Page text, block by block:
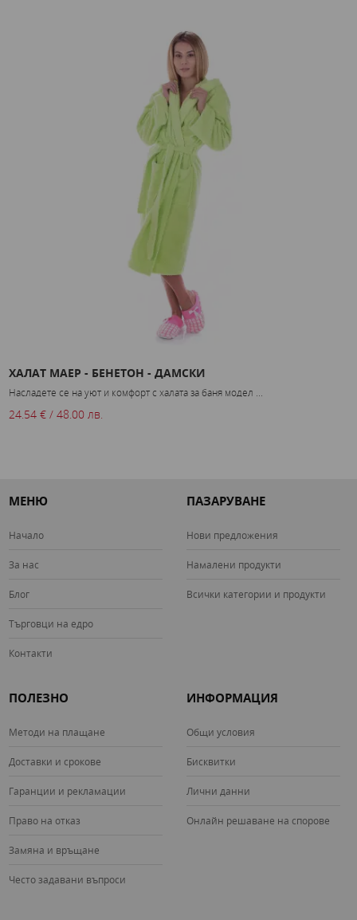
ХАЛАТ МАЕР - БЕНЕТОН - ДАМСКИ
Насладете се на уют и комфорт с халата за баня модел ...
24.54 € / 48.00 лв.
МЕНЮ
Начало
За нас
Блог
Търговци на едро
Контакти
ПАЗАРУВАНЕ
Нови предложения
Намалени продукти
Всички категории и продукти
ПОЛЕЗНО
Методи на плащане
Доставки и срокове
Гаранции и рекламации
Право на отказ
Замяна и връщане
Често задавани въпроси
ИНФОРМАЦИЯ
Общи условия
Бисквитки
Лични данни
Онлайн решаване на спорове